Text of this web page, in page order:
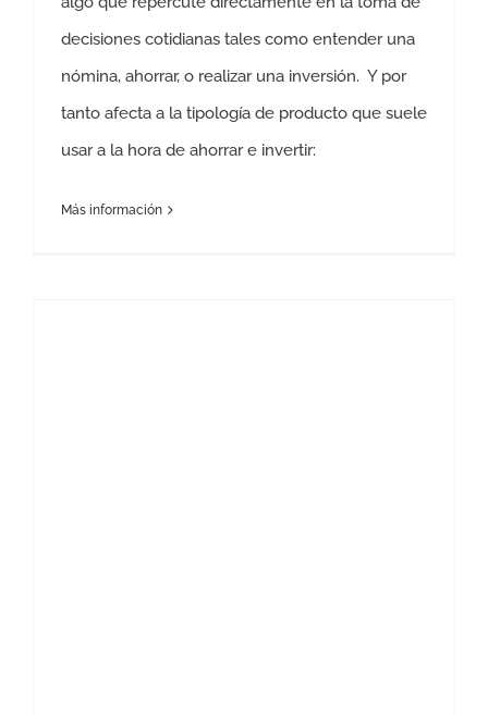
decisiones cotidianas tales como entender una
nómina, ahorrar, o realizar una inversión. Y por
tanto afecta a la tipología de producto que suele
usar a la hora de ahorrar e invertir:
Más información